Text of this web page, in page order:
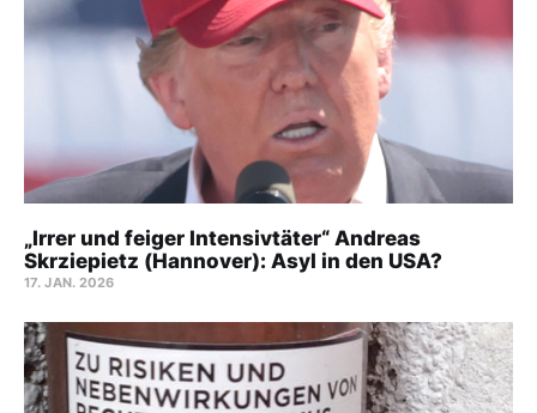
„Irrer und feiger Intensivtäter“ Andreas
Skrziepietz (Hannover): Asyl in den USA?
17. JAN. 2026